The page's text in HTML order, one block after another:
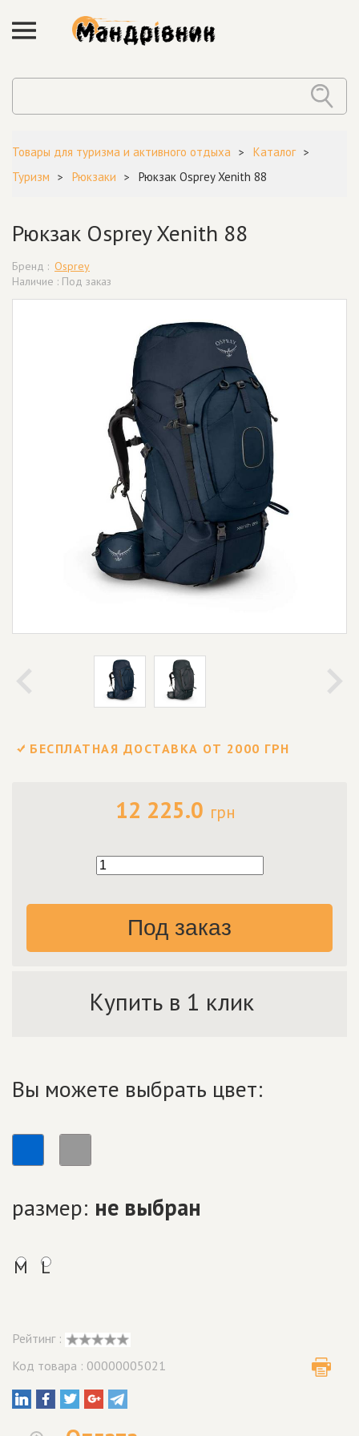
Товары для туризма и активного отдыха
Каталог
Туризм
Рюкзаки Рюкзак Osprey Xenith 88
Рюкзак Osprey Xenith 88
Бренд : Osprey
Наличие : Под заказ
БЕСПЛАТНАЯ ДОСТАВКА ОТ 2000 ГРН
12 225.0 грн
Под заказ
Купить в 1 клик
Вы можете выбрать цвет:
размер: не выбран
M L
Рейтинг :
Код товара : 00000005021